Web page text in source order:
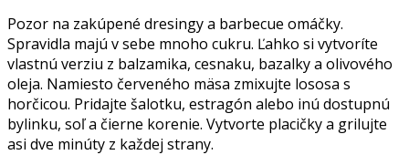
Pozor na zakúpené dresingy a barbecue omáčky.
Spravidla majú v sebe mnoho cukru. Ľahko si vytvoríte
vlastnú verziu z balzamika, cesnaku, bazalky a olivového
oleja. Namiesto červeného mäsa zmixujte lososa s
horčicou. Pridajte šalotku, estragón alebo inú dostupnú
bylinku, soľ a čierne korenie. Vytvorte placičky a grilujte
asi dve minúty z každej strany.